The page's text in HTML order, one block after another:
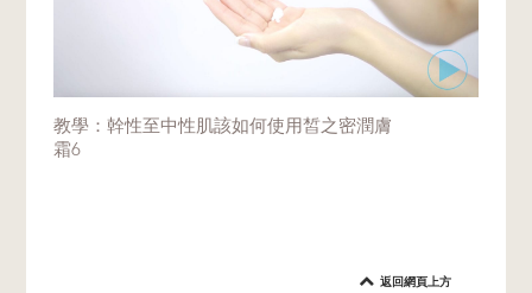
教學：幹性至中性肌該如何使用皙之密潤膚
霜6
返回網頁上方